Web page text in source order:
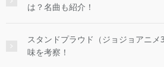
は？名曲も紹介！
スタンドプラウド（ジョジョアニ
味を考察！